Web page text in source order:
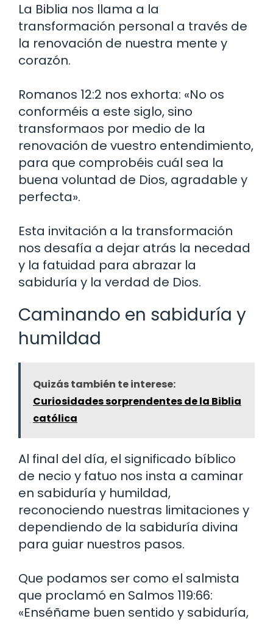
La Biblia nos llama a la
transformación personal a través de
la renovación de nuestra mente y
corazón.
Romanos 12:2 nos exhorta: «No os
conforméis a este siglo, sino
transformaos por medio de la
renovación de vuestro entendimiento,
para que comprobéis cuál sea la
buena voluntad de Dios, agradable y
perfecta».
Esta invitación a la transformación
nos desafía a dejar atrás la necedad
y la fatuidad para abrazar la
sabiduría y la verdad de Dios.
Caminando en sabiduría y
humildad
Quizás también te interese:
Curiosidades sorprendentes de la Biblia
católica
Al final del día, el significado bíblico
de necio y fatuo nos insta a caminar
en sabiduría y humildad,
reconociendo nuestras limitaciones y
dependiendo de la sabiduría divina
para guiar nuestros pasos.
Que podamos ser como el salmista
que proclamó en Salmos 119:66:
«Enséñame buen sentido y sabiduría,